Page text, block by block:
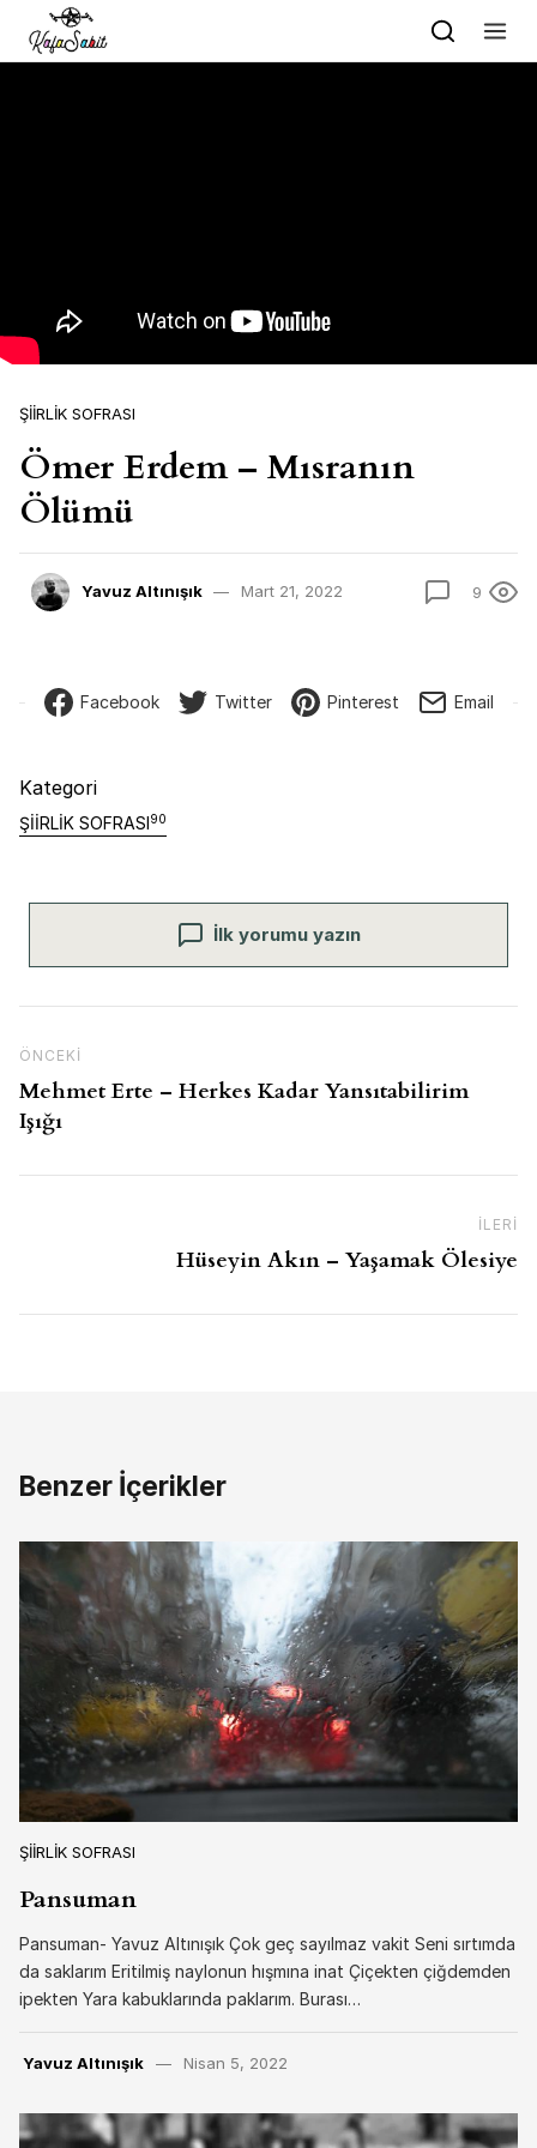
Skip to content
ŞIIRLIK SOFRASI
Ömer Erdem – Mısranın
Ölümü
Yavuz Altınışık Mart 21, 2022 9
Facebook Twitter Pinterest Email
Kategori
ŞIIRLIK SOFRASI90
İlk yorumu yazın
Önceki İçerik
ÖNCEKI
Mehmet Erte – Herkes Kadar Yansıtabilirim
Işığı
İLERI
Hüseyin Akın – Yaşamak Ölesiye
Benzer İçerikler
ŞIIRLIK SOFRASI
Pansuman
Pansuman- Yavuz Altınışık Çok geç sayılmaz vakit Seni sırtımda
da saklarım Eritilmiş naylonun hışmına inat Çiçekten çiğdemden
ipekten Yara kabuklarında paklarım. Burası…
Yavuz Altınışık Nisan 5, 2022